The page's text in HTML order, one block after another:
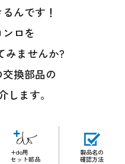
んです！
ロを
みませんか?
換部品の
します。
+do用
セット部品
製品名の
確認方法